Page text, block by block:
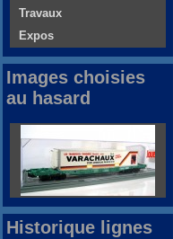
Travaux
Expos
Images choisies
au hasard
Historique lignes